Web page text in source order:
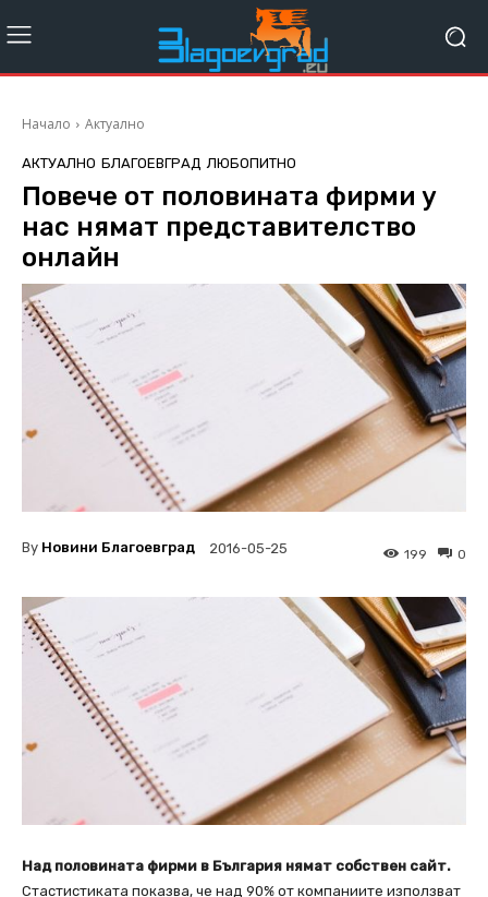
Начало Актуално
АКТУАЛНО БЛАГОЕВГРАД ЛЮБОПИТНО
Повече от половината фирми у
нас нямат представителство
онлайн
By Новини Благоевград 2016-05-25 0
199
Над половината фирми в България нямат собствен сайт.
Стастистиката показва, че над 90% от компаниите използват